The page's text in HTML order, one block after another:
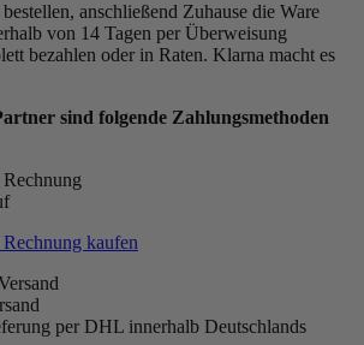
anschließend Zuhause die Ware
von 14 Tagen per Überweisung
bezahlen oder in Raten. Klarna macht es
sind folgende Zahlungsmethoden
kaufen
per DHL innerhalb Deutschlands